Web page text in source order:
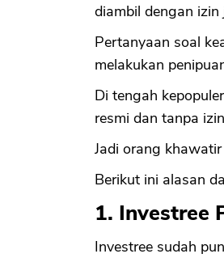
diambil dengan
Pertanyaan soal
melakukan
Di tengah
resmi dan tanpa
Jadi orang
Berikut ini alasan
1. Investree
Investree sudah